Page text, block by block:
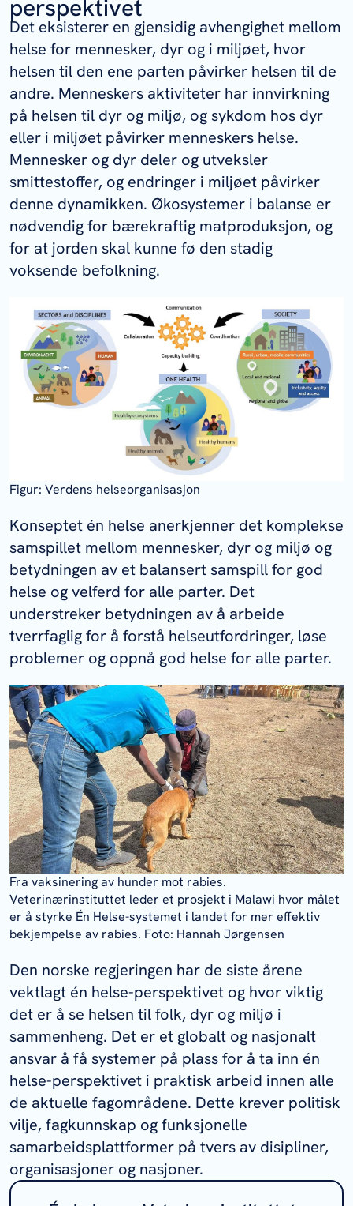
Veterinærinstituttet WOAH Focal Point
noe som omfatter dialog med
myndighetene, datainnsamling og
rapportering til WOAH og å være
kontaktpunkt for WOAH i faglige
spørsmål innenfor området.
CVO (chief veterinary officer) nominerer
kontaktpersoner (focal points) for å
støtte dem i deres arbeid med spesifikke
saker. Disse kontaktpersonene fungerer
primært som et middel for å forbedre
kommunikasjonen mellom
medlemslandene og WOAH, og deres
funksjoner inkluderer også å etablere
nettverk og forbedre kommunikasjon på
nasjonalt nivå. Veterinærinstituttet har to
utpekte WOAH-kontaktpersoner; en for
vilt og en for veterinærlaboratorier.
Kontaktpersoner for WOAH-
kontaktpunkter ved Veterinærinstituttet:
Kontaktperson for
veterinærlaboratorier –
Kontaktperson for vilt –Jørn Våge
perspektivet
Det eksisterer en gjensidig avhengighet mellom
helse for mennesker, dyr og i miljøet, hvor
helsen til den ene parten påvirker helsen til de
andre. Menneskers aktiviteter har innvirkning
på helsen til dyr og miljø, og sykdom hos dyr
eller i miljøet påvirker menneskers helse.
Mennesker og dyr deler og utveksler
smittestoffer, og endringer i miljøet påvirker
denne dynamikken. Økosystemer i balanse er
nødvendig for bærekraftig matproduksjon, og
for at jorden skal kunne fø den stadig
voksende befolkning.
Figur: Verdens helseorganisasjon
Konseptet én helse anerkjenner det komplekse
samspillet mellom mennesker, dyr og miljø og
betydningen av et balansert samspill for god
helse og velferd for alle parter. Det
understreker betydningen av å arbeide
tverrfaglig for å forstå helseutfordringer, løse
problemer og oppnå god helse for alle parter.
Fra vaksinering av hunder mot rabies.
Veterinærinstituttet leder et prosjekt i Malawi hvor målet
er å styrke Én Helse-systemet i landet for mer effektiv
bekjempelse av rabies. Foto: Hannah Jørgensen
Den norske regjeringen har de siste årene
vektlagt én helse-perspektivet og hvor viktig
det er å se helsen til folk, dyr og miljø i
sammenheng. Det er et globalt og nasjonalt
ansvar å få systemer på plass for å ta inn én
helse-perspektivet i praktisk arbeid innen alle
de aktuelle fagområdene. Dette krever politisk
vilje, fagkunnskap og funksjonelle
samarbeidsplattformer på tvers av disipliner,
organisasjoner og nasjoner.